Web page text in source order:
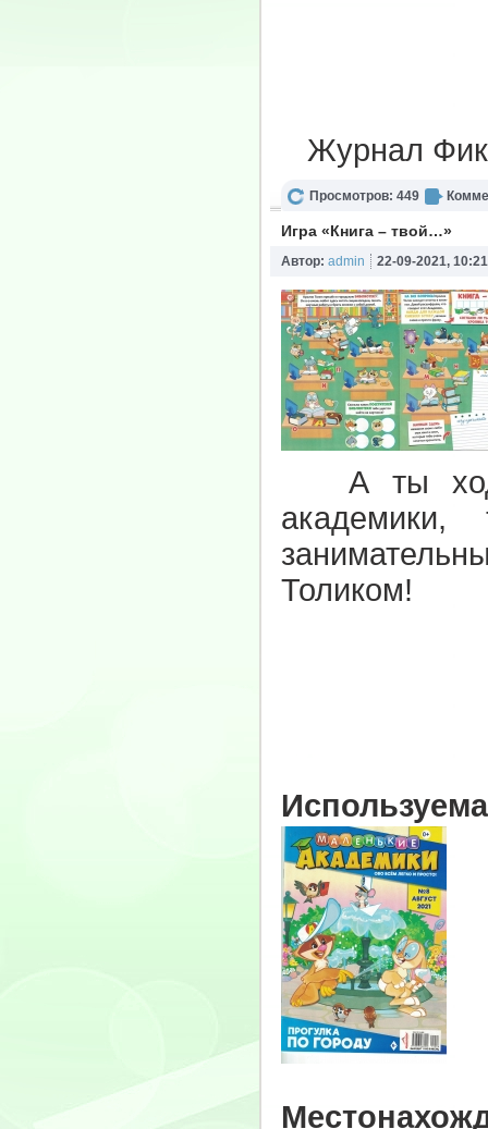
Журнал
Просмотров: 449
Игра «Книга – твой…»
Автор: admin 22-09-2021, 10:21
А ты
Толиком!